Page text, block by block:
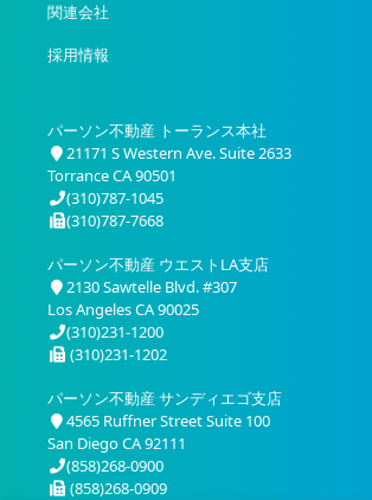
関連会社
採用情報
パーソン不動産 トーランス本社
21171 S Western Ave. Suite 2633
Torrance CA 90501
(310)787-1045
(310)787-7668
パーソン不動産 ウエストLA支店
2130 Sawtelle Blvd. #307
Los Angeles CA 90025
(310)231-1200
(310)231-1202
パーソン不動産 サンディエゴ支店
4565 Ruffner Street Suite 100
San Diego CA 92111
(858)268-0900
(858)268-0909